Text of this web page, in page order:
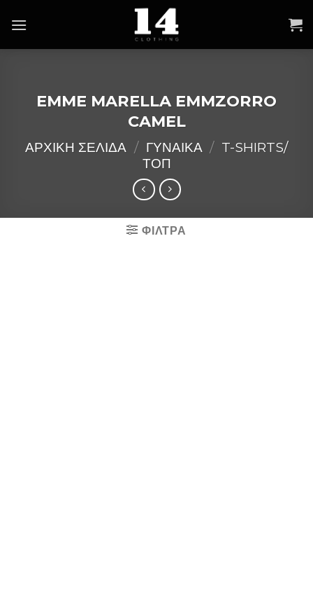
EMME MARELLA EMMZORRO
CAMEL
ΑΡΧΙΚΉ ΣΕΛΊΔΑ / ΓΥΝΑΙΚΑ / T-SHIRTS/
ΤΟΠ
ΦΙΛΤΡΑ